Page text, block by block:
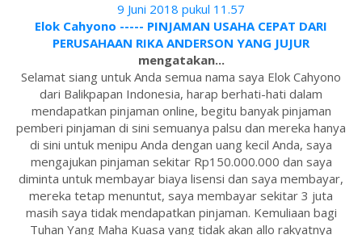
9 Juni 2018 pukul 11.57
Elok Cahyono ----- PINJAMAN USAHA CEPAT DARI
PERUSAHAAN RIKA ANDERSON YANG JUJUR
mengatakan...
Selamat siang untuk Anda semua nama saya Elok Cahyono
dari Balikpapan Indonesia, harap berhati-hati dalam
mendapatkan pinjaman online, begitu banyak pinjaman
pemberi pinjaman di sini semuanya palsu dan mereka hanya
di sini untuk menipu Anda dengan uang kecil Anda, saya
mengajukan pinjaman sekitar Rp150.000.000 dan saya
diminta untuk membayar biaya lisensi dan saya membayar,
mereka tetap menuntut, saya membayar sekitar 3 juta
masih saya tidak mendapatkan pinjaman. Kemuliaan bagi
Tuhan Yang Maha Kuasa yang tidak akan allo rakyatnya